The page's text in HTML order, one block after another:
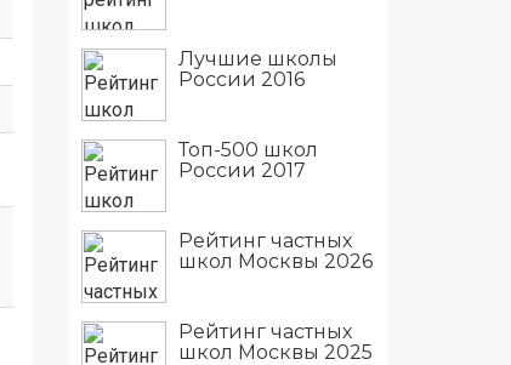
Лучшие школы
России 2016
Топ-500 школ
России 2017
Рейтинг частных
школ Москвы 2026
Рейтинг частных
школ Москвы 2025